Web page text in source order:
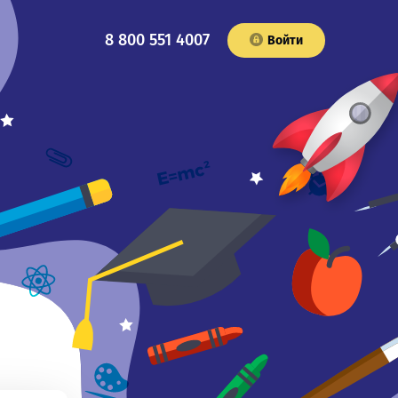
8 800 551 4007 Войти